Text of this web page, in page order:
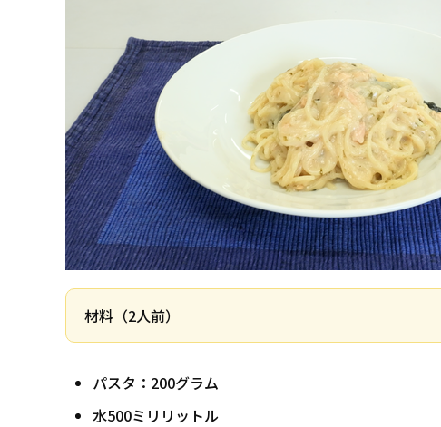
材料（2人前）
パスタ：200グラム
水500ミリリットル